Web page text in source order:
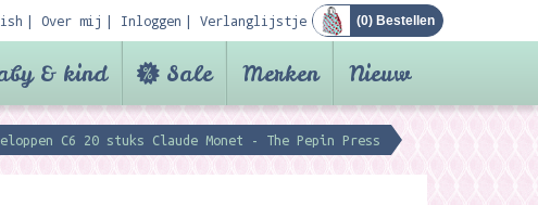
Over mij Inloggen Verlanglijstje (0) Bestellen
& kind Sale Merken Nieuw
C6 20 stuks Claude Monet - The Pepin Press